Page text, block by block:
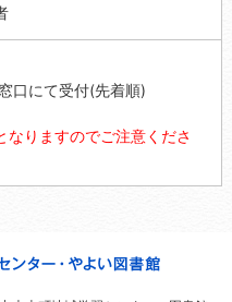
口にて受付(先着順)
なりますのでご注意くださ